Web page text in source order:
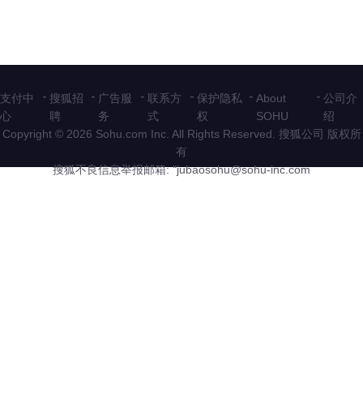
支付中
心
- 搜狐招
聘
- 广告服
务
- 联系方
式
- 保护隐私
权
- About
SOHU
- 公司介
绍
Copyright © 2026 Sohu.com Inc. All Rights Reserved. 搜狐公司 版权所
有
搜狐不良信息举报邮箱: "jubaosohu@sohu-inc.com